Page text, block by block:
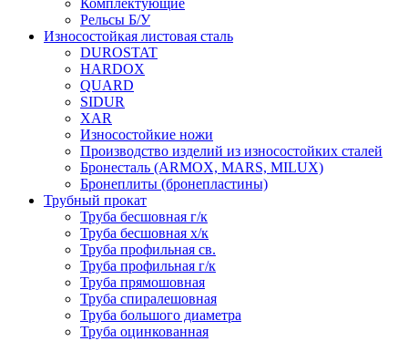
Рельсы Б/У
Износостойкая листовая сталь
DUROSTAT
HARDOX
QUARD
SIDUR
XAR
Износостойкие ножи
Производство изделий из износостойких сталей
Бронесталь (ARMOX, MARS, MILUX)
Бронеплиты (бронепластины)
Трубный прокат
Труба бесшовная г/к
Труба бесшовная х/к
Труба профильная св.
Труба профильная г/к
Труба прямошовная
Труба спиралешовная
Труба большого диаметра
Труба оцинкованная